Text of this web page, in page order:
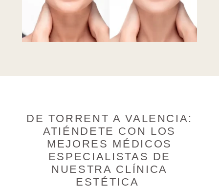
DE TORRENT A VALENCIA:
ATIÉNDETE CON LOS
MEJORES MÉDICOS
ESPECIALISTAS DE
NUESTRA CLÍNICA
ESTÉTICA